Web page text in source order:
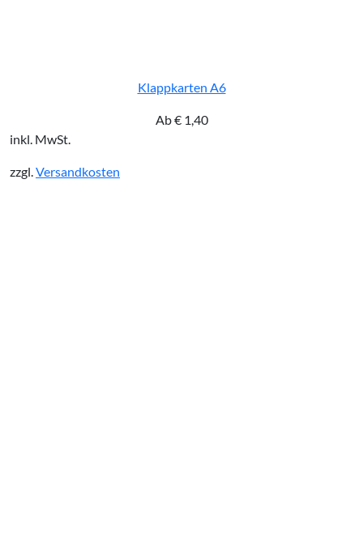
Klappkarten A6
Ab€1,40
inkl. MwSt.
zzgl.Versandkosten